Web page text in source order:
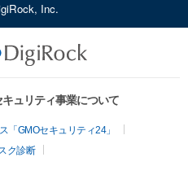
Inc.
ュリティ事業について
「GMOセキュリティ24」
ク診断